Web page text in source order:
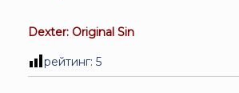
Dexter: Original Sin
рейтинг: 5